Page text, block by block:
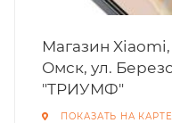
Магазин
Омск, ул.
"ТРИУМФ"
ПОКАЗАТЬ НА КАРТЕ